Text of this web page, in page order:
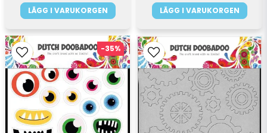
LÄGG I VARUKORGEN LÄGG I VARUKORGEN
-35%